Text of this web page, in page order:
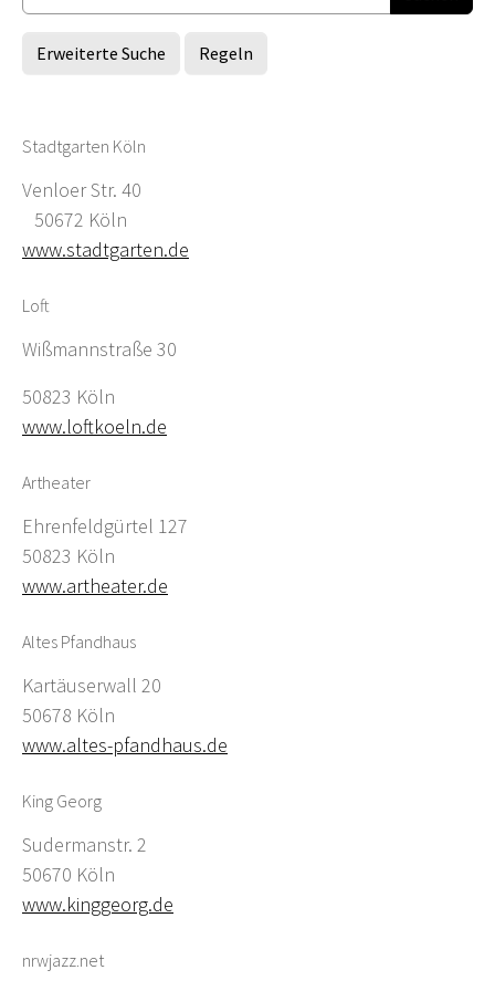
Erweiterte Suche Regeln
Stadtgarten Köln
Venloer Str. 40
50672 Köln
www.stadtgarten.de
Loft
Wißmannstraße 30
50823 Köln
www.loftkoeln.de
Artheater
Ehrenfeldgürtel 127
50823 Köln
www.artheater.de
Altes Pfandhaus
Kartäuserwall 20
50678 Köln
www.altes-pfandhaus.de
King Georg
Sudermanstr. 2
50670 Köln
www.kinggeorg.de
nrwjazz.net